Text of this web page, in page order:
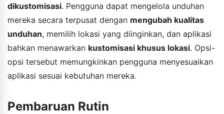
dikustomisasi. Pengguna dapat mengelola unduhan
mereka secara terpusat dengan mengubah kualitas
unduhan, memilih lokasi yang diinginkan, dan aplikasi
bahkan menawarkan kustomisasi khusus lokasi. Opsi-
opsi tersebut memungkinkan pengguna menyesuaikan
aplikasi sesuai kebutuhan mereka.
Pembaruan Rutin